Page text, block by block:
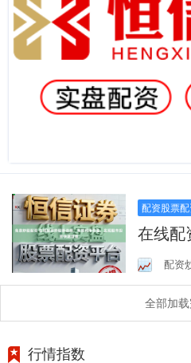
配资股票
在线配
利用资
速增值
配资
全部加
行情指数